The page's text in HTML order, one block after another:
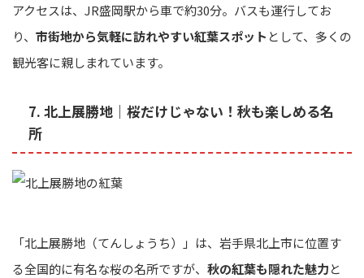
アクセスは、JR盛岡駅から車で約30分。バスも運行してお
り、 市街地から気軽に訪れやすい紅葉スポット として、多くの
観光客に親しまれています。
7. 北上展勝地｜桜だけじゃない！秋も楽しめる名
所
「北上展勝地（てんしょうち）」は、岩手県北上市に位置す
る全国的に有名な桜の名所ですが、 秋の紅葉も隠れた魅力と